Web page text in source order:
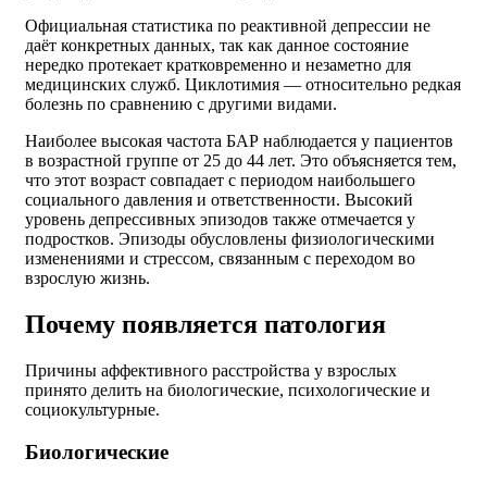
Официальная статистика по реактивной депрессии не
даёт конкретных данных, так как данное состояние
нередко протекает кратковременно и незаметно для
медицинских служб. Циклотимия — относительно редкая
болезнь по сравнению с другими видами.
Наиболее высокая частота БАР наблюдается у пациентов
в возрастной группе от 25 до 44 лет. Это объясняется тем,
что этот возраст совпадает с периодом наибольшего
социального давления и ответственности. Высокий
уровень депрессивных эпизодов также отмечается у
подростков. Эпизоды обусловлены физиологическими
изменениями и стрессом, связанным с переходом во
взрослую жизнь.
Почему появляется патология
Причины аффективного расстройства у взрослых
принято делить на биологические, психологические и
социокультурные.
Биологические